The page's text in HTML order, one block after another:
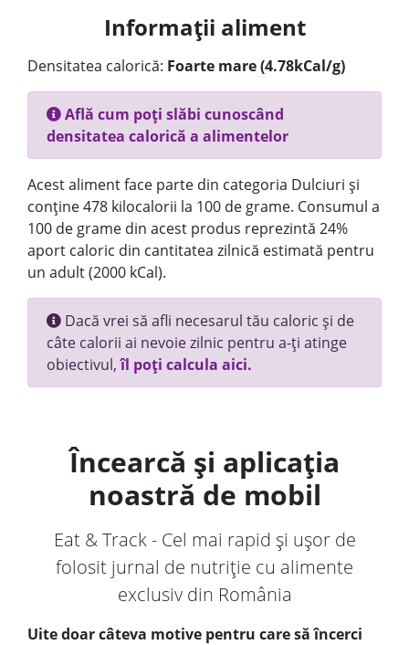
Informații aliment
Densitatea calorică: Foarte mare (4.78kCal/g)
Află cum poți slăbi cunoscând
densitatea calorică a alimentelor
Acest aliment face parte din categoria Dulciuri și
conține 478 kilocalorii la 100 de grame. Consumul a
100 de grame din acest produs reprezintă 24%
aport caloric din cantitatea zilnică estimată pentru
un adult (2000 kCal).
Dacă vrei să afli necesarul tău caloric și de
câte calorii ai nevoie zilnic pentru a-ți atinge
obiectivul,îl poți calcula aici.
Încearcă și aplicația
noastră de mobil
Eat & Track - Cel mai rapid și ușor de
folosit jurnal de nutriție cu alimente
exclusiv din România
Uite doar câteva motive pentru care să încerci